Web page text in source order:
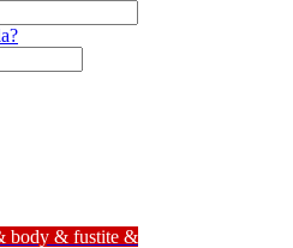
body & fustite &